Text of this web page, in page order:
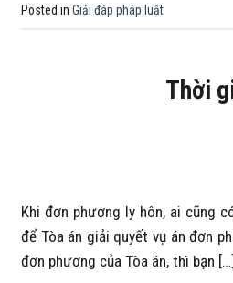
Posted in Giải đáp pháp luật
Thời
Khi đơn phương ly hôn, ai cũng
để Tòa án giải quyết vụ án đơn
đơn phương của Tòa án, thì bạn […]